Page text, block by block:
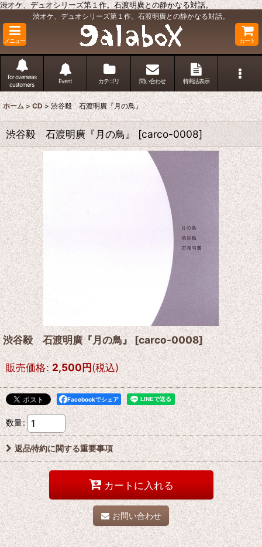
渋オケ、デュオシリーズ第１作。石渡明廣との静かなる対話。
渋オケ、デュオシリーズ第１作。石渡明廣との静かなる対話。
メニュー カート
for overseas
customers
Event カテゴリ 問い合わせ 特商法表示
ホーム > CD > 渋谷毅 石渡明廣『月の鳥』
渋谷毅 石渡明廣『月の鳥』 [carco-0008]
渋谷毅 石渡明廣『月の鳥』[carco-0008]
販売価格: 2,500円(税込)
Facebookでシェア
数量:
返品特約に関する重要事項
カートに入れる
お問い合わせ